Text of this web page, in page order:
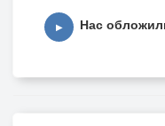
Бой Курантов,
▶ Нас